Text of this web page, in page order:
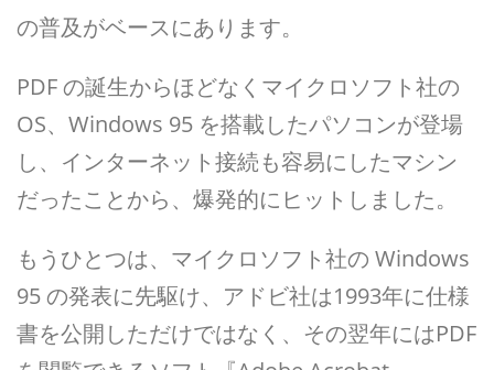
の普及がベースにあります。
PDF の誕生からほどなくマイクロソフト社の
OS、Windows 95 を搭載したパソコンが登場
し、インターネット接続も容易にしたマシン
だったことから、爆発的にヒットしました。
もうひとつは、マイクロソフト社の Windows
95 の発表に先駆け、アドビ社は1993年に仕様
書を公開しただけではなく、その翌年にはPDF